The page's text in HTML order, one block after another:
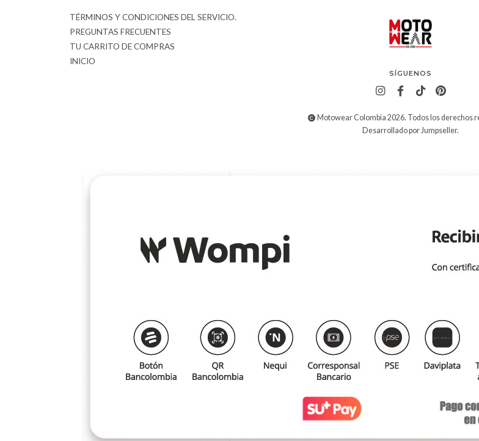
SÍGUENOS
Motowear Colombia 2026. Todos los derechos
Desarrollado por Jumpseller.
TÉRMINOS Y CONDICIONES DEL SERVICIO.
PREGUNTAS FRECUENTES
TU CARRITO DE COMPRAS
INICIO